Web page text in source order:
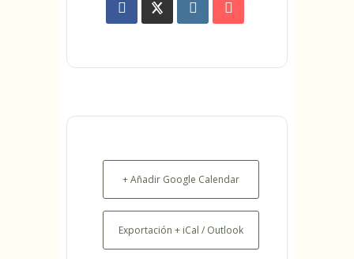
+ Añadir Google Calendar
Exportación + iCal / Outlook